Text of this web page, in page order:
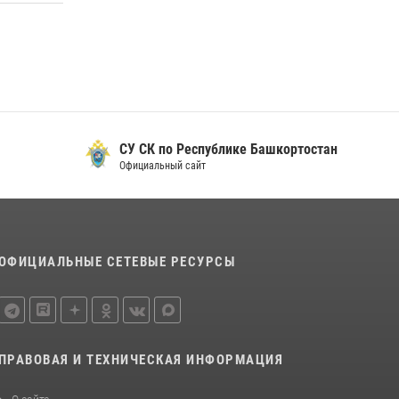
В Уфе росгвардейцы задержали пьяного
дебошира, нарушавшего покой постояльцев
23 июля 2026, 12:25
СУ СК по Республике Башкортостан
Официальный сайт
СЕТЕВЫЕ РЕСУРСЫ
ПРАВОВАЯ И ТЕХНИЧЕСКАЯ ИНФОРМАЦИЯ